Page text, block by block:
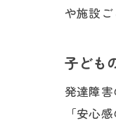
や施設
子ども
発達障
「安心